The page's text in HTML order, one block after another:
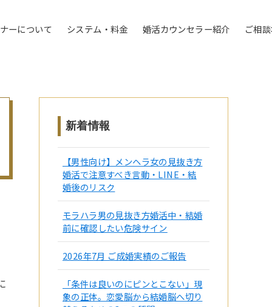
ーについて システム・料金 婚活カウンセラー紹介 ご相
新着情報
【男性向け】メンヘラ女の見抜き方
婚活で注意すべき言動・LINE・結
婚後のリスク
モラハラ男の見抜き方婚活中・結婚
前に確認したい危険サイン
2026年7月 ご成婚実績のご報告
「条件は良いのにピンとこない」現
象の正体。恋愛脳から結婚脳へ切り